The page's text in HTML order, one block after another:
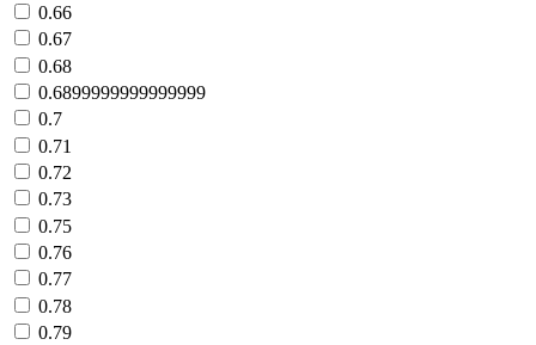
0.66
0.67
0.68
0.6899999999999999
0.7
0.71
0.72
0.73
0.75
0.76
0.77
0.78
0.79